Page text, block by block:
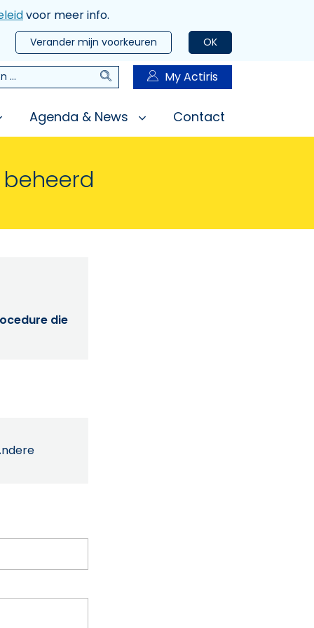
voor meer info.
OK
Verander mijn voorkeuren
Zoeken My Actiris
Agenda & News Contact
die